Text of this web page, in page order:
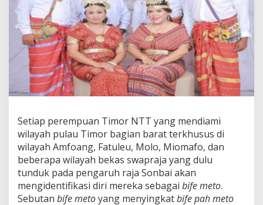
Setiap perempuan Timor NTT yang mendiami
wilayah pulau Timor bagian barat terkhusus di
wilayah Amfoang, Fatuleu, Molo, Miomafo, dan
beberapa wilayah bekas swapraja yang dulu
tunduk pada pengaruh raja Sonbai akan
mengidentifikasi diri mereka sebagai bife meto.
Sebutan bife metoyang menyingkatbife pah meto